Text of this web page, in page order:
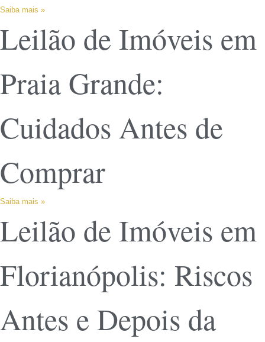
Saiba mais »
Leilão de Imóveis em
Praia Grande:
Cuidados Antes de
Comprar
Saiba mais »
Leilão de Imóveis em
Florianópolis: Riscos
Antes e Depois da